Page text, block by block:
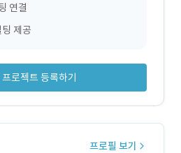
연결
제공
로젝트 등록하기
프로필 보기